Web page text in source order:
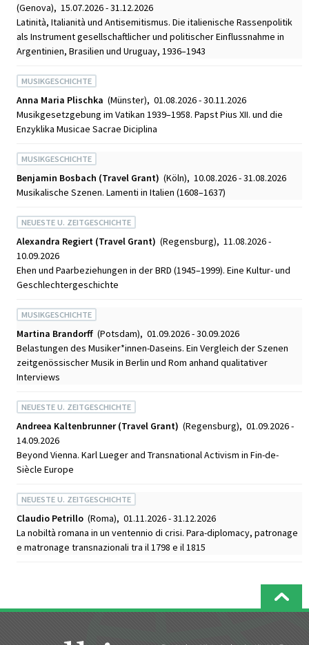
(Genova), 15.07.2026 - 31.12.2026
Latinità, Italianità und Antisemitismus. Die italienische Rassenpolitik
als Instrument gesellschaftlicher und politischer Einflussnahme in
Argentinien, Brasilien und Uruguay, 1936–1943
MUSIKGESCHICHTE
Anna Maria Plischka (Münster), 01.08.2026 - 30.11.2026
Musikgesetzgebung im Vatikan 1939–1958. Papst Pius XII. und die
Enzyklika Musicae Sacrae Diciplina
MUSIKGESCHICHTE
Benjamin Bosbach (Travel Grant) (Köln), 10.08.2026 - 31.08.2026
Musikalische Szenen. Lamenti in Italien (1608–1637)
NEUESTE U. ZEITGESCHICHTE
Alexandra Regiert (Travel Grant) (Regensburg), 11.08.2026 -
10.09.2026
Ehen und Paarbeziehungen in der BRD (1945–1999). Eine Kultur- und
Geschlechtergeschichte
MUSIKGESCHICHTE
Martina Brandorff (Potsdam), 01.09.2026 - 30.09.2026
Belastungen des Musiker*innen-Daseins. Ein Vergleich der Szenen
zeitgenössischer Musik in Berlin und Rom anhand qualitativer
Interviews
NEUESTE U. ZEITGESCHICHTE
Andreea Kaltenbrunner (Travel Grant) (Regensburg), 01.09.2026 -
14.09.2026
Beyond Vienna. Karl Lueger and Transnational Activism in Fin-de-
Siècle Europe
NEUESTE U. ZEITGESCHICHTE
Claudio Petrillo (Roma), 01.11.2026 - 31.12.2026
La nobiltà romana in un ventennio di crisi. Para-diplomacy, patronage
e matronage transnazionali tra il 1798 e il 1815